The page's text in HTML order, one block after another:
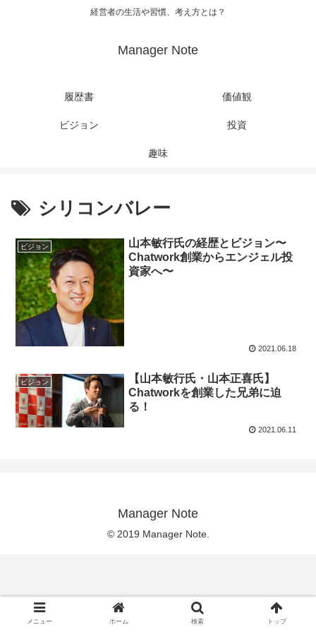
経営者の生活や習慣、考え方とは？
Manager Note
履歴書 価値観
ビジョン 投資
趣味
シリコンバレー
ビジョン
山本敏行氏の経歴とビジョン〜
Chatwork創業からエンジェル投
資家へ〜
2021.06.18
ビジョン
【山本敏行氏・山本正喜氏】
Chatworkを創業した兄弟に迫
る！
2021.06.11
Manager Note
© 2019 Manager Note.
メニュー ホーム 検索 トップ